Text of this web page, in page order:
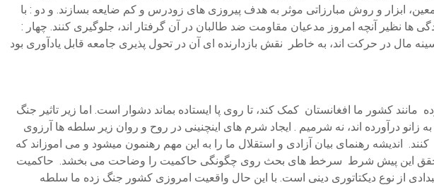
ابزار و روش مبارزاتی موثر به هدف پیروزی های زودرس و کم ضایعه بسازند. و دو : با
ها نظیر آنچه امروز مدعیان مقاومت ضد طالبان در آن گرفتار اند، جلوگیری کنند. چهار :
مال در حرکت اند، به خاطر نقش بازدارنده ای آن در تحول پذیری جامعه قابل یادآوری بود
کشور ما افغانستان کمک کند، تا روی پا ایستاده بماند دشوار است. اما زیر تاثیر جنگ
درآورده اند، نه شرمیم . ایجاد شرم های اینچنینی در روح و روان زیر سلطه ها آرزوی
رهنمای بیان آزادی و استقلال ما را به این مهم رهنمون میشود و می اموزاند که
تحقق این پیش شرط سرخط های بحث روی چگونگی حاکمیت را وضاحت می بخشد. حاکمیت
از نوع دیکتاتوری دینی است. با این حال واقعیت امروزی کشور جنگ زده ما سلطه